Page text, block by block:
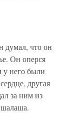
думал, что он
Он оперся
у него были
другая
за ним из
шалаша.